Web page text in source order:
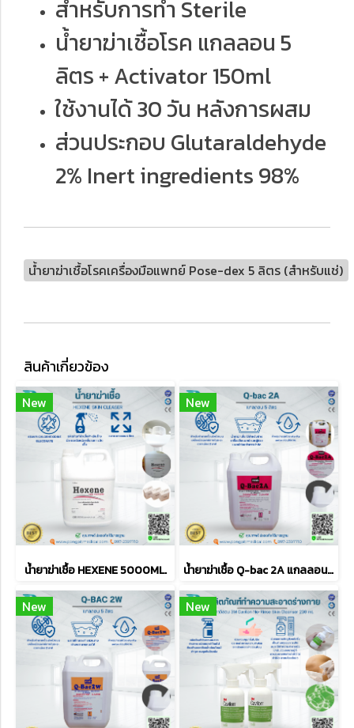
สำหรับการทำ Sterile
น้ำยาฆ่าเชื้อโรค แกลลอน 5
ลิตร + Activator 150ml
ใช้งานได้ 30 วัน หลังการผสม
ส่วนประกอบ Glutaraldehyde
2% Inert ingredients 98%
น้ำยาฆ่าเชื้อโรคเครื่องมือแพทย์ Pose-dex 5 ลิตร (สำหรับแช่)
สินค้าเกี่ยวข้อง
New
น้ำยาฆ่าเชื้อ HEXENE 5000ML.
New
น้ำยาฆ่าเชื้อ Q-bac 2A แกลลอน 5 ลิตร
New New